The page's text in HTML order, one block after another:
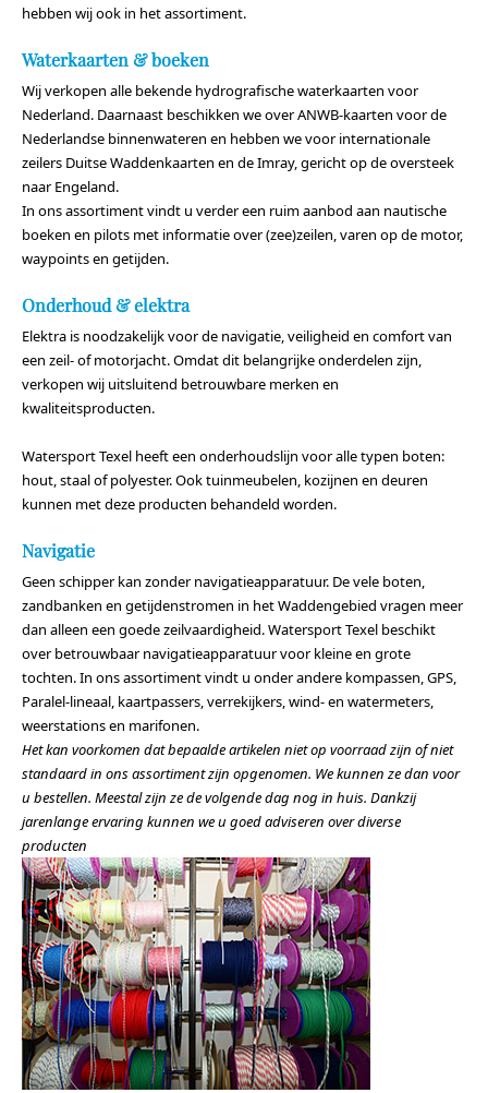
hebben wij ook in het assortiment.
Waterkaarten & boeken
Wij verkopen alle bekende hydrografische waterkaarten voor
Nederland. Daarnaast beschikken we over ANWB-kaarten voor de
Nederlandse binnenwateren en hebben we voor internationale
zeilers Duitse Waddenkaarten en de Imray, gericht op de oversteek
naar Engeland.
In ons assortiment vindt u verder een ruim aanbod aan nautische
boeken en pilots met informatie over (zee)zeilen, varen op de motor,
waypoints en getijden.
Onderhoud & elektra
Elektra is noodzakelijk voor de navigatie, veiligheid en comfort van
een zeil- of motorjacht. Omdat dit belangrijke onderdelen zijn,
verkopen wij uitsluitend betrouwbare merken en
kwaliteitsproducten.
Watersport Texel heeft een onderhoudslijn voor alle typen boten:
hout, staal of polyester. Ook tuinmeubelen, kozijnen en deuren
kunnen met deze producten behandeld worden.
Navigatie
Geen schipper kan zonder navigatieapparatuur. De vele boten,
zandbanken en getijdenstromen in het Waddengebied vragen meer
dan alleen een goede zeilvaardigheid. Watersport Texel beschikt
over betrouwbaar navigatieapparatuur voor kleine en grote
tochten. In ons assortiment vindt u onder andere kompassen, GPS,
Paralel-lineaal, kaartpassers, verrekijkers, wind- en watermeters,
weerstations en marifonen.
Het kan voorkomen dat bepaalde artikelen niet op voorraad zijn of niet
standaard in ons assortiment zijn opgenomen. We kunnen ze dan voor
u bestellen. Meestal zijn ze de volgende dag nog in huis. Dankzij
jarenlange ervaring kunnen we u goed adviseren over diverse
producten